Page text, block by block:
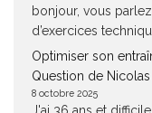
bonjour, vous
d’exercices
Optimiser son
Question de Nicolas
8 octobre 2025